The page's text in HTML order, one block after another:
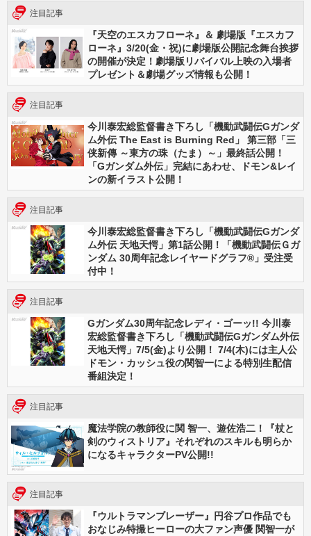
注目記事
『天空のエスカフローネ』＆ 劇場版『エスカフ
ローネ』3/20(金・祝)に劇場版公開記念舞台挨拶
の開催が決定！劇場版リバイバル上映の入場者
プレゼント＆劇場グッズ情報も公開！
注目記事
今川泰宏総監督書き下ろし「機動武闘伝Gガンダ
ム外伝 The East is Burning Red」 第三部「三
侠新傳 ～東方の珠（たま）～」最終話公開！
「Gガンダム外伝」完結にあわせ、ドモン&レイ
ンの新イラスト公開！
注目記事
今川泰宏総監督書き下ろし「機動武闘伝Gガンダ
ム外伝 天地天愕」第1話公開！「機動武闘伝Ｇガ
ンダム 30周年記念レイヤードグラフ®」受注受
付中！
注目記事
Gガンダム30周年記念レディ・ゴーッ!! 今川泰
宏総監督書き下ろし「機動武闘伝Gガンダム外伝
天地天愕」7/5(金)より公開！ 7/4(木)には主人公
ドモン・カッシュ役の関智一による特別生配信
番組決定！
注目記事
魔法学院の教師役に関 智一、遊佐浩二！『杖と
剣のウィストリア』それぞれのスキルも明らか
になるキャラクターPV公開!!
注目記事
『ウルトラマンブレーザー』円谷プロ作品でも
おなじみ特撮ヒーローの大ファン声優 関智一が